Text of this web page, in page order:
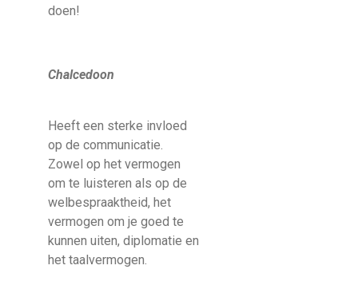
doen!
Chalcedoon
Heeft een sterke invloed
op de communicatie.
Zowel op het vermogen
om te luisteren als op de
welbespraaktheid, het
vermogen om je goed te
kunnen uiten, diplomatie en
het taalvermogen.